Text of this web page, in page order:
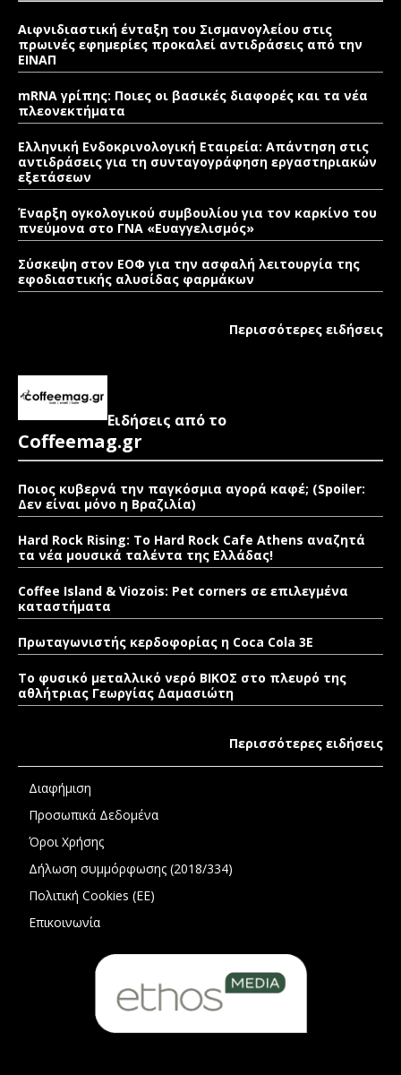
Αιφνιδιαστική ένταξη του Σισμανογλείου στις
πρωινές εφημερίες προκαλεί αντιδράσεις από την
ΕΙΝΑΠ
mRNA γρίπης: Ποιες οι βασικές διαφορές και τα νέα
πλεονεκτήματα
Ελληνική Ενδοκρινολογική Εταιρεία: Απάντηση στις
αντιδράσεις για τη συνταγογράφηση εργαστηριακών
εξετάσεων
Έναρξη ογκολογικού συμβουλίου για τον καρκίνο του
πνεύμονα στο ΓΝΑ «Ευαγγελισμός»
Σύσκεψη στον ΕΟΦ για την ασφαλή λειτουργία της
εφοδιαστικής αλυσίδας φαρμάκων
Περισσότερες ειδήσεις
Ειδήσεις από το
Coffeemag.gr
Ποιος κυβερνά την παγκόσμια αγορά καφέ; (Spoiler:
Δεν είναι μόνο η Βραζιλία)
Hard Rock Rising: Το Hard Rock Cafe Athens αναζητά
τα νέα μουσικά ταλέντα της Ελλάδας!
Coffee Island & Viozois: Pet corners σε επιλεγμένα
καταστήματα
Πρωταγωνιστής κερδοφορίας η Coca Cola 3E
Το φυσικό μεταλλικό νερό ΒΙΚΟΣ στο πλευρό της
αθλήτριας Γεωργίας Δαμασιώτη
Περισσότερες ειδήσεις
Διαφήμιση
Προσωπικά Δεδομένα
Όροι Χρήσης
Δήλωση συμμόρφωσης (2018/334)
Πολιτική Cookies (ΕΕ)
Επικοινωνία